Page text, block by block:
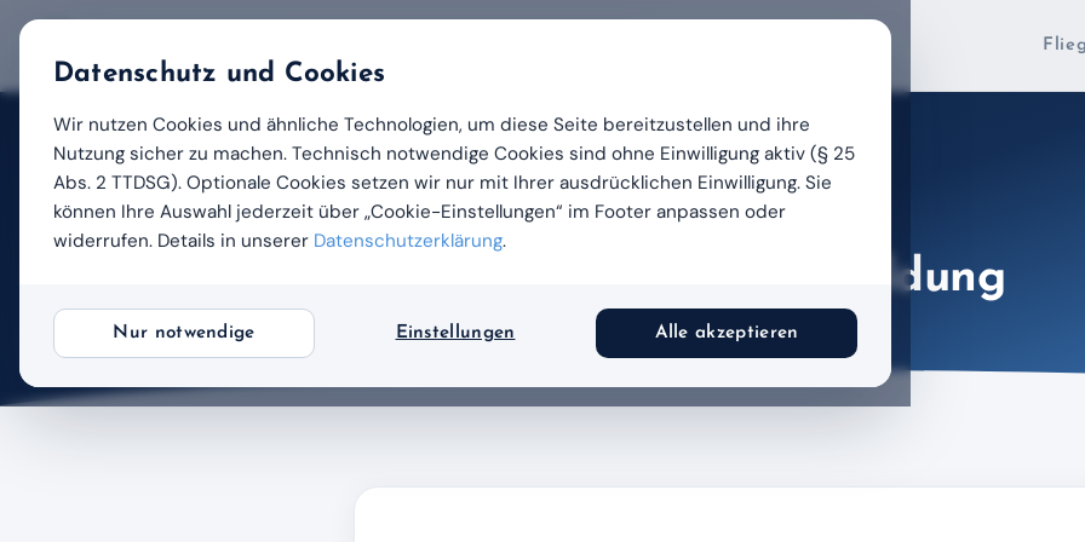
Start / Hilfe-Center / Anmeldung zur Flugausbildung
Für Interessenten
Anmeldung zur Flugausbildung
Zuletzt aktualisiert: 14.04.2026
Datenschutz und Cookies
Wir nutzen Cookies und ähnliche Technologien, um diese Seite bereitzustellen und ihre
Nutzung sicher zu machen. Technisch notwendige Cookies sind ohne Einwilligung aktiv (§ 25
Abs. 2 TTDSG). Optionale Cookies setzen wir nur mit Ihrer ausdrücklichen Einwilligung. Sie
können Ihre Auswahl jederzeit über „Cookie-Einstellungen“ im Footer anpassen oder
widerrufen. Details in unserer Datenschutzerklärung.
Nur notwendige Einstellungen Alle akzeptieren